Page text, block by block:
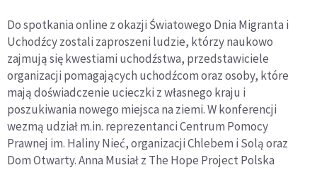
Do spotkania online z okazji Światowego Dnia Migranta i
Uchodźcy zostali zaproszeni ludzie, którzy naukowo
zajmują się kwestiami uchodźstwa, przedstawiciele
organizacji pomagających uchodźcom oraz osoby, które
mają doświadczenie ucieczki z własnego kraju i
poszukiwania nowego miejsca na ziemi. W konferencji
wezmą udział m.in. reprezentanci Centrum Pomocy
Prawnej im. Haliny Nieć, organizacji Chlebem i Solą oraz
Dom Otwarty. Anna Musiał z The Hope Project Polska